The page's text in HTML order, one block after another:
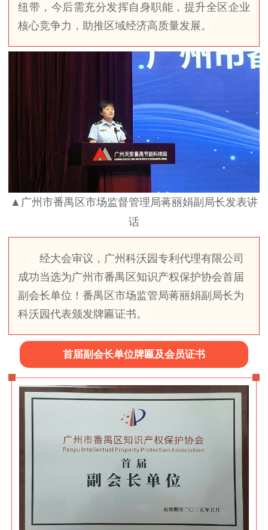
纽带，今后需充分发挥自身职能，提升全区企业
核心竞争力，助推区域经济高质量发展。
▲广州市番禺区市场监督管理局蒋丽娟副局长发表讲
话
经大会审议，广州科沃园专利代理有限公司
成功当选为广州市番禺区知识产权保护协会首届
副会长单位！番禺区市场监管局蒋丽娟副局长为
科沃园代表颁发牌匾证书。
首届副会长单位牌匾及会员证书